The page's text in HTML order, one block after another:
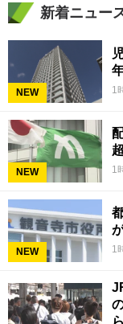
新着ニュー
NEW 1
NEW 1
NEW 1